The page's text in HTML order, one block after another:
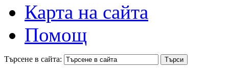
Карта на сайта
Помощ
Търсене в сайта: